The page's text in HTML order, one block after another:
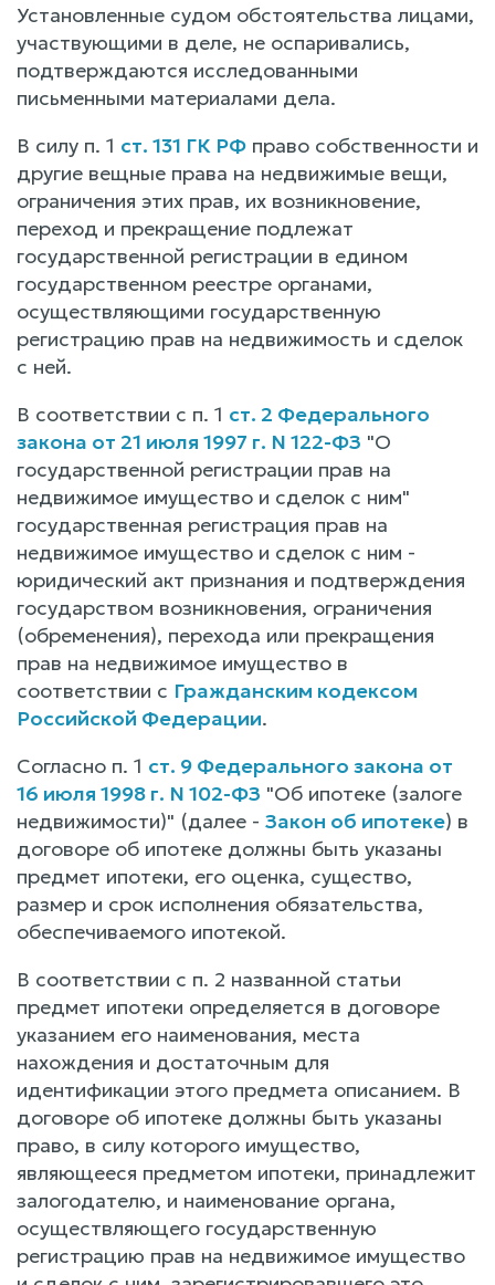
Установленные судом обстоятельства лицами,
участвующими в деле, не оспаривались,
подтверждаются исследованными
письменными материалами дела.
В силу п. 1 ст. 131 ГК РФ право собственности и
другие вещные права на недвижимые вещи,
ограничения этих прав, их возникновение,
переход и прекращение подлежат
государственной регистрации в едином
государственном реестре органами,
осуществляющими государственную
регистрацию прав на недвижимость и сделок
с ней.
В соответствии с п. 1 ст. 2 Федерального
закона от 21 июля 1997 г. N 122-ФЗ "О
государственной регистрации прав на
недвижимое имущество и сделок с ним"
государственная регистрация прав на
недвижимое имущество и сделок с ним -
юридический акт признания и подтверждения
государством возникновения, ограничения
(обременения), перехода или прекращения
прав на недвижимое имущество в
соответствии с Гражданским кодексом
Российской Федерации.
Согласно п. 1 ст. 9 Федерального закона от
16 июля 1998 г. N 102-ФЗ "Об ипотеке (залоге
недвижимости)" (далее - Закон об ипотеке) в
договоре об ипотеке должны быть указаны
предмет ипотеки, его оценка, существо,
размер и срок исполнения обязательства,
обеспечиваемого ипотекой.
В соответствии с п. 2 названной статьи
предмет ипотеки определяется в договоре
указанием его наименования, места
нахождения и достаточным для
идентификации этого предмета описанием. В
договоре об ипотеке должны быть указаны
право, в силу которого имущество,
являющееся предметом ипотеки, принадлежит
залогодателю, и наименование органа,
осуществляющего государственную
регистрацию прав на недвижимое имущество